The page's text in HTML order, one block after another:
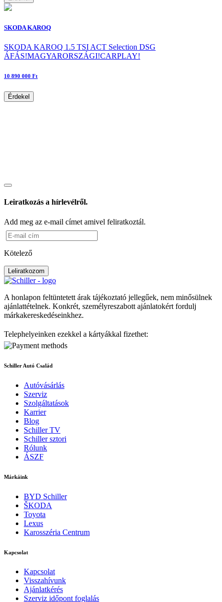
SKODA KAROQ
SKODA KAROQ 1.5 TSI ACT Selection DSG
ÁFÁS!MAGYARORSZÁGI!CARPLAY!
10 890 000 Ft
Érdekel
Leiratkozás a hírlevélről.
Add meg az e-mail címet amivel feliratkoztál.
Kötelező
Leliratkozom
A honlapon feltüntetett árak tájékoztató jellegűek, nem minősülnek
ajánlattételnek. Konkrét, személyreszabott ajánlatokért fordulj
márkakereskedéseinkhez.
Telephelyeinken ezekkel a kártyákkal fizethet:
Schiller Autó Család
Autóvásárlás
Szerviz
Szolgáltatások
Karrier
Blog
Schiller TV
Schiller sztori
Rólunk
ÁSZF
Márkáink
BYD Schiller
ŠKODA
Toyota
Lexus
Karosszéria Centrum
Kapcsolat
Kapcsolat
Visszahívunk
Ajánlatkérés
Szerviz időpont foglalás